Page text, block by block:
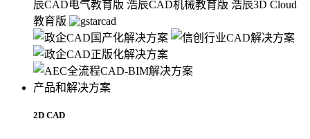
辰CAD电气教育版 浩辰CAD机械教育版 浩辰3D Cloud
教育版
产品和解决方案
2D CAD